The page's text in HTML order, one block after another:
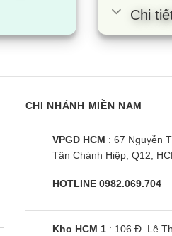
khí trong lành bên trong
Chi
CHI NHÁNH MIỀN NAM
VPGD HCM : 67 Nguyễn
Tân Chánh Hiệp, Q12,
HOTLINE 0982.069.704
Kho HCM 1: 106 Đ. Lê